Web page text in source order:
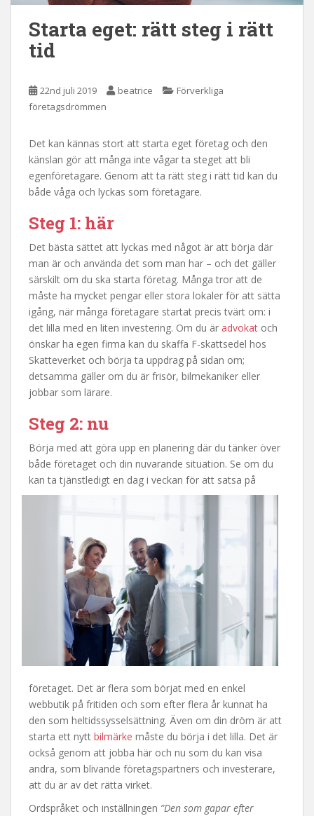
Starta eget: rätt steg i rätt
tid
22nd juli 2019 beatrice
Förverkliga
företagsdrömmen
Det kan kännas stort att starta eget företag och den
känslan gör att många inte vågar ta steget att bli
egenföretagare. Genom att ta rätt steg i rätt tid kan du
både våga och lyckas som företagare.
Steg 1: här
Det bästa sättet att lyckas med något är att börja där
man är och använda det som man har – och det gäller
särskilt om du ska starta företag. Många tror att de
måste ha mycket pengar eller stora lokaler för att sätta
igång, när många företagare startat precis tvärt om: i
det lilla med en liten investering. Om du är advokat och
önskar ha egen firma kan du skaffa F-skattsedel hos
Skatteverket och börja ta uppdrag på sidan om;
detsamma gäller om du är frisör, bilmekaniker eller
jobbar som lärare.
Steg 2: nu
Börja med att göra upp en planering där du tänker över
både företaget och din nuvarande situation. Se om du
kan ta tjänstledigt en dag i veckan för att satsa på
företaget. Det är flera som börjat med en enkel
webbutik på fritiden och som efter flera år kunnat ha
den som heltidssysselsättning. Även om din dröm är att
starta ett nytt bilmärke måste du börja i det lilla. Det är
också genom att jobba här och nu som du kan visa
andra, som blivande företagspartners och investerare,
att du är av det rätta virket.
Ordspråket och inställningen ”Den som gapar efter